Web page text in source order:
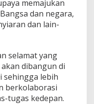
memajukan
dan negara,
dan lain-
selamat yang
dibangun di
sehingga lebih
berkolaborasi
tugas kedepan.